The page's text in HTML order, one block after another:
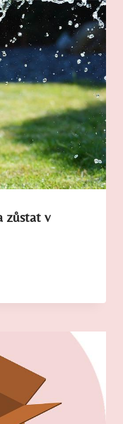
zůstat v